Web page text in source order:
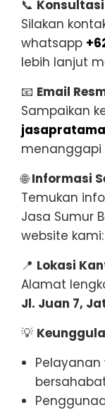
📞
Silakan
whatsapp
lebih lanjut
📧 Email
Sampaikan
menanggapi
🌐Informasi
Temukan
Jasa Sumur
website
📍 Lokasi
Alamat
Jl. Juan 7,
💡